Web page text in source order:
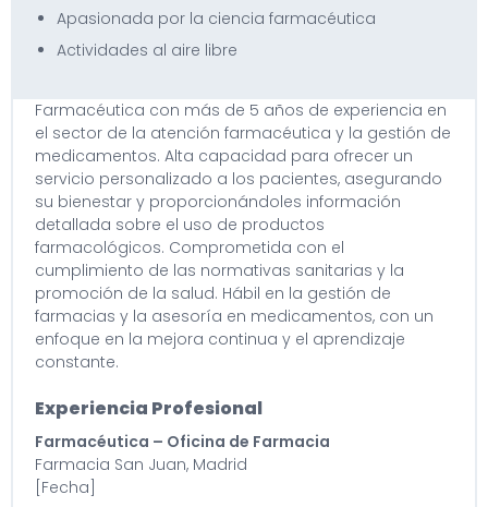
Apasionada por la ciencia farmacéutica
Actividades al aire libre
Farmacéutica con más de 5 años de experiencia en
el sector de la atención farmacéutica y la gestión de
medicamentos. Alta capacidad para ofrecer un
servicio personalizado a los pacientes, asegurando
su bienestar y proporcionándoles información
detallada sobre el uso de productos
farmacológicos. Comprometida con el
cumplimiento de las normativas sanitarias y la
promoción de la salud. Hábil en la gestión de
farmacias y la asesoría en medicamentos, con un
enfoque en la mejora continua y el aprendizaje
constante.
Experiencia Profesional
Farmacéutica – Oficina de Farmacia
Farmacia San Juan, Madrid
[Fecha]